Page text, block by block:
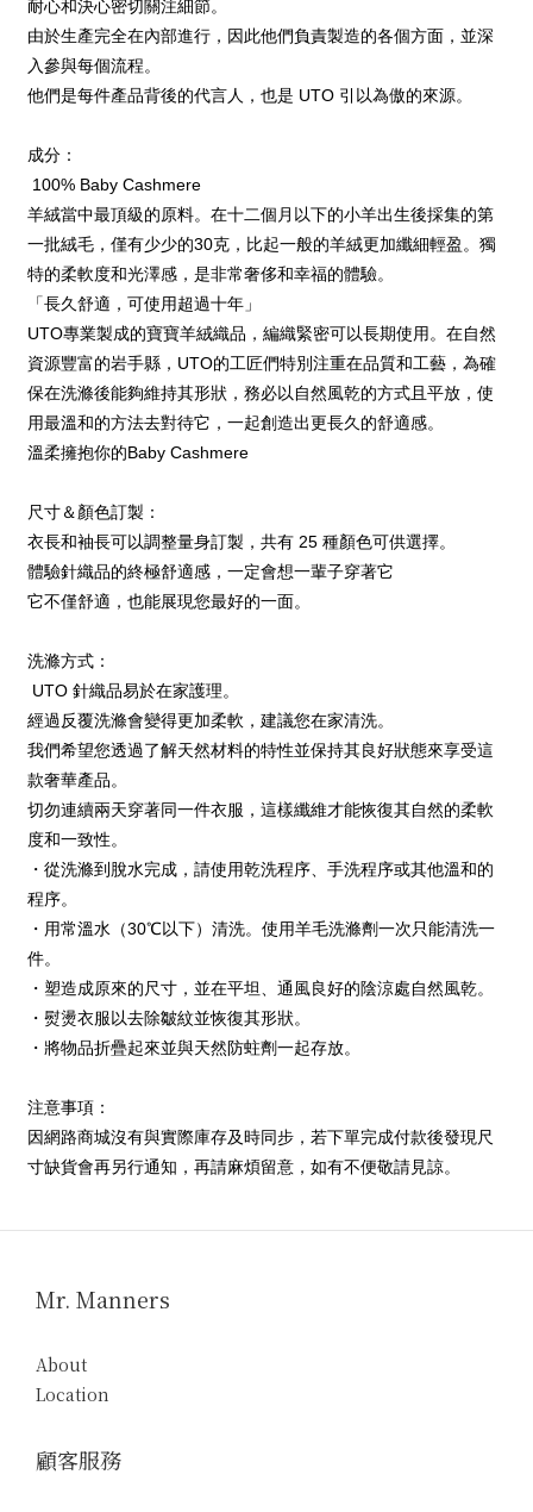
耐心和決心密切關注細節。
由於生產完全在內部進行，因此他們負責製造的各個方面，並深
入參與每個流程。
他們是每件產品背後的代言人，也是 UTO 引以為傲的來源。
成分：
100% Baby Cashmere
羊絨當中最頂級的原料。在十二個月以下的小羊出生後採集的第
一批絨毛，僅有少少的30克，比起一般的羊絨更加纖細輕盈。獨
特的柔軟度和光澤感，是非常奢侈和幸福的體驗。
「長久舒適，可使用超過十年」
UTO專業製成的寶寶羊絨織品，編織緊密可以長期使用。在自然
資源豐富的岩手縣，UTO的工匠們特別注重在品質和工藝，為確
保在洗滌後能夠維持其形狀，務必以自然風乾的方式且平放，使
用最溫和的方法去對待它，一起創造出更長久的舒適感。
溫柔擁抱你的Baby Cashmere
尺寸＆顏色訂製：
衣長和袖長可以調整量身訂製，共有 25 種顏色可供選擇。
體驗針織品的終極舒適感，一定會想一輩子穿著它
它不僅舒適，也能展現您最好的一面。
洗滌方式：
UTO 針織品易於在家護理。
經過反覆洗滌會變得更加柔軟，建議您在家清洗。
我們希望您透過了解天然材料的特性並保持其良好狀態來享受這
款奢華產品。
切勿連續兩天穿著同一件衣服，這樣纖維才能恢復其自然的柔軟
度和一致性。
・從洗滌到脫水完成，請使用乾洗程序、手洗程序或其他溫和的
程序。
・用常溫水（30℃以下）清洗。使用羊毛洗滌劑一次只能清洗一
件。
・塑造成原來的尺寸，並在平坦、通風良好的陰涼處自然風乾。
・熨燙衣服以去除皺紋並恢復其形狀。
・將物品折疊起來並與天然防蛀劑一起存放。
注意事項：
因網路商城沒有與實際庫存及時同步，若下單完成付款後發現尺
寸缺貨會再另行通知，再請麻煩留意，如有不便敬請見諒。
Mr. Manners
About
Location
顧客服務